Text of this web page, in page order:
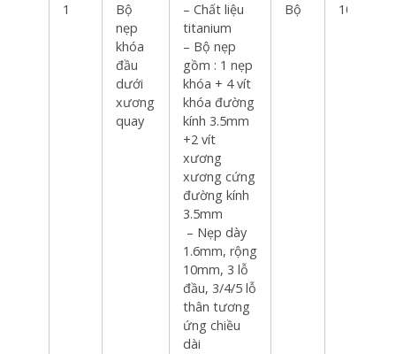
1
Bộ
nẹp
khóa
đầu
dưới
xương
quay
– Chất liệu
titanium
– Bộ nẹp
gồm : 1 nẹp
khóa + 4 vít
khóa đường
kính 3.5mm
+2 vít
xương
xương cứng
đường kính
3.5mm
– Nẹp dày
1.6mm, rộng
10mm, 3 lỗ
đầu, 3/4/5 lỗ
thân tương
ứng chiều
dài
Bộ 10